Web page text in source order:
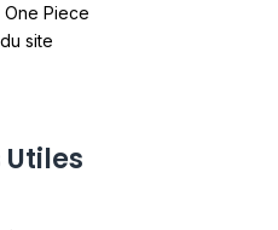
Piece
site
Utiles